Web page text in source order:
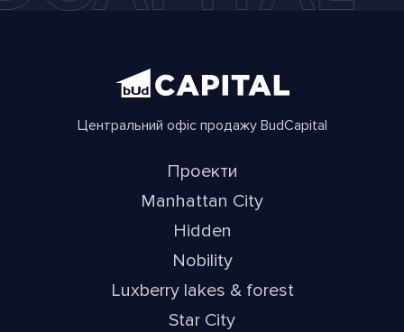
Центральний офіс продажу BudCapital
Проекти
Manhattan City
Hidden
Nobility
Luxberry lakes & forest
Star City